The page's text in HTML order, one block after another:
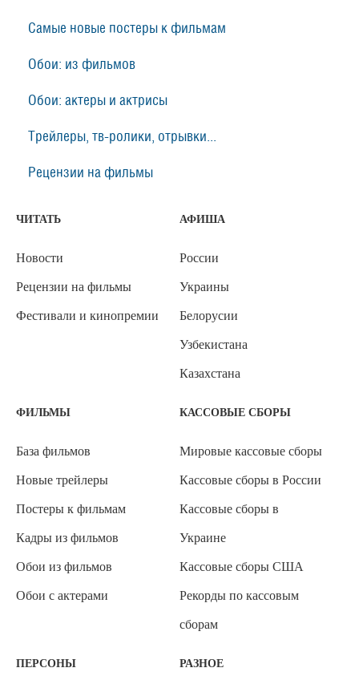
Самые новые постеры к фильмам
Обои: из фильмов
Обои: актеры и актрисы
Трейлеры, тв-ролики, отрывки...
Рецензии на фильмы
ЧИТАТЬ
Новости
Рецензии на фильмы
Фестивали и кинопремии
АФИША
России
Украины
Белорусии
Узбекистана
Казахстана
ФИЛЬМЫ
База фильмов
Новые трейлеры
Постеры к фильмам
Кадры из фильмов
Обои из фильмов
Обои с актерами
КАССОВЫЕ СБОРЫ
Мировые кассовые сборы
Кассовые сборы в России
Кассовые сборы в
Украине
Кассовые сборы США
Рекорды по кассовым
сборам
ПЕРСОНЫ РАЗНОЕ